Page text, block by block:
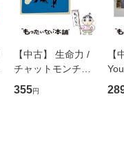
【中古】 生命力 /
チャットモンチー /
キューンレコード
[CD]【メール便送
355円
【
のが